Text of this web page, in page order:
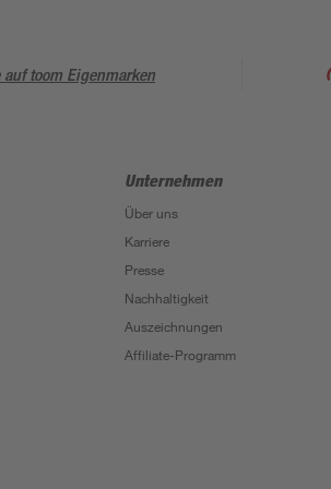
toom Eigenmarken
Unternehmen
Über uns
Karriere
Presse
Nachhaltigkeit
Auszeichnungen
Affiliate-Programm